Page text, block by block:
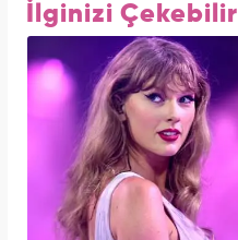
İlginizi Çekebilir